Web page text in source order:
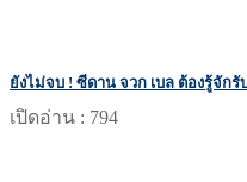
ยังไม่จบ ! ซีดาน จวก เบล ต้องรู้จัก
เปิดอ่าน : 794